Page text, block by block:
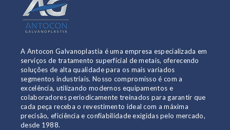
A Antocon Galvanoplastia é uma empresa especializada em
serviços de tratamento superficial de metais, oferecendo
soluções de alta qualidade para os mais variados
segmentos industriais. Nosso compromisso é com a
excelência, utilizando modernos equipamentos e
colaboradores periodicamente treinados para garantir que
cada peça receba o revestimento ideal com a máxima
precisão, eficiência e confiabilidade exigidas pelo mercado,
desde 1988.